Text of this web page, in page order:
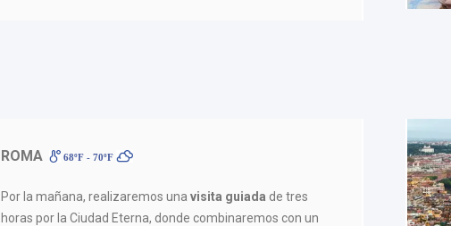
ROMA 68ºF - 70ºF
Por la mañana, realizaremos unavisita guiada de tres
horas por la Ciudad Eterna, donde combinaremos con un